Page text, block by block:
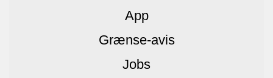
App
Grænse-avis
Jobs